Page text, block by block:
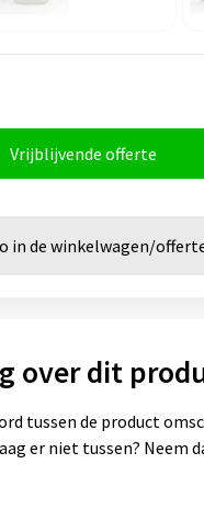
Vrijblijvende offerte
in de winkelwagen/
over dit
tussen de product
er niet tussen? Neem